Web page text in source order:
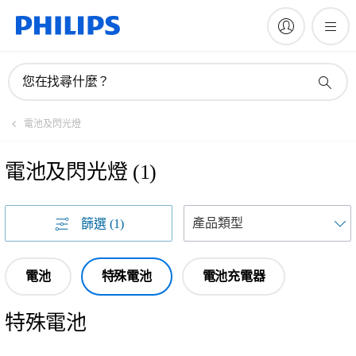
您在找尋什麼？
電池及閃光燈
電池及閃光燈 (1)
篩選 (1)
電池 特殊電池 電池充電器
特殊電池